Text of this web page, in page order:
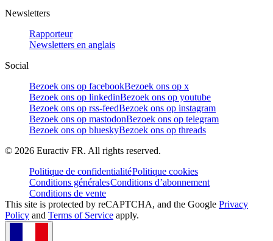
Newsletters
Rapporteur
Newsletters en anglais
Social
Bezoek ons op facebookBezoek ons op x
Bezoek ons op linkedinBezoek ons op youtube
Bezoek ons op rss-feedBezoek ons op instagram
Bezoek ons op mastodonBezoek ons op telegram
Bezoek ons op blueskyBezoek ons op threads
© 2026 Euractiv FR. All rights reserved.
Politique de confidentialitéPolitique cookies
Conditions généralesConditions d’abonnement
Conditions de vente
This site is protected by reCAPTCHA, and the Google Privacy
Policy and Terms of Service apply.